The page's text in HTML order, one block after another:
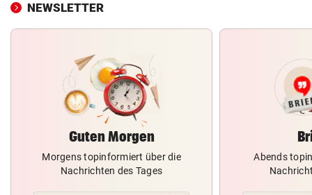
NEWSLETTER
Guten Morgen
Morgens topinformiert über die
Nachrichten des Tages
Abends